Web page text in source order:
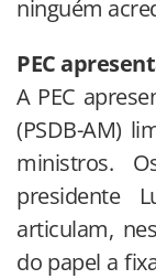
ninguém
PEC
A PEC
(PSDB-AM)
ministros.
presidente
articulam,
do papel a